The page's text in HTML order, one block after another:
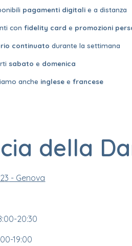
i pagamenti digitali e a distanza
confidelity card e promozioni
continuato durante la settimana
sabato e domenica
anche inglese efrancese
della
3 - Genova
00-20:30
00-19:00